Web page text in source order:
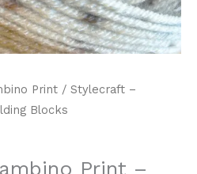
Print / Stylecraft –
Blocks
Print –